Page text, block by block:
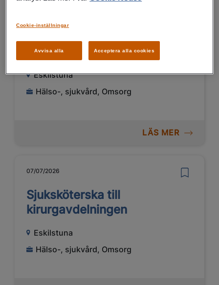
Arbetsterapeut till
Mälarsjukhuset
Eskilstuna
Hälso-, sjukvård, Omsorg
LÄS MER
07/07/2026
Sjuksköterska till
kirurgavdelningen
Eskilstuna
Hälso-, sjukvård, Omsorg
Avvisa alla Acceptera alla cookies
Cookie-inställningar